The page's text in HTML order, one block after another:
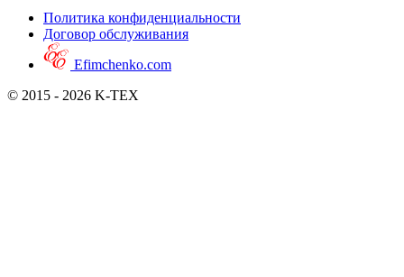
Политика конфиденциальности
Договор обслуживания
Efimchenko.com
© 2015 - 2026 K-TEX